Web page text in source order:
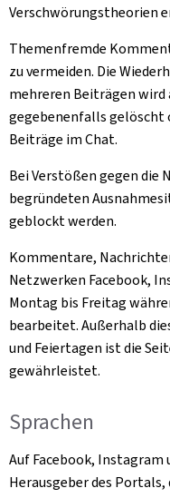
Verschwörungstheorien
Themenfremde
zu vermeiden. Die
mehreren Beiträgen wird
gegebenenfalls gelöscht
Beiträge im Chat.
Bei Verstößen gegen die
begründeten
geblockt werden.
Kommentare,
Netzwerken Facebook,
Montag bis Freitag
bearbeitet. Außerhalb
und Feiertagen ist die
gewährleistet.
Sprachen
Auf Facebook,
Herausgeber des